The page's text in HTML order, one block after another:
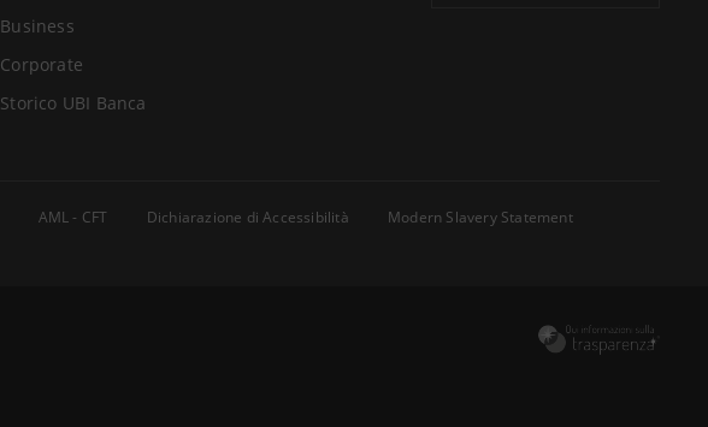
Business
Corporate
Storico UBI Banca
AML - CFT Dichiarazione di Accessibilità
Modern Slavery Statement